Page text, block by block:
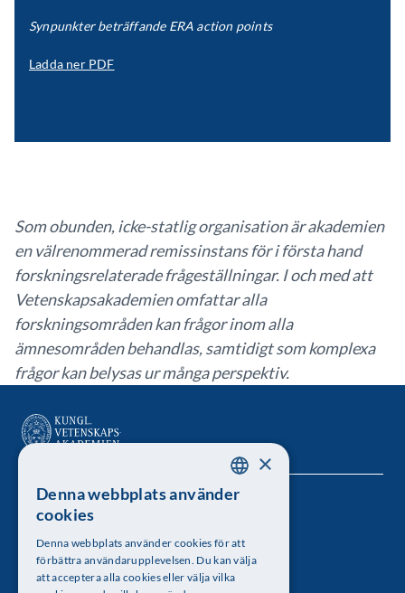
Synpunkter beträffande ERA action points
Ladda ner PDF
Som obunden, icke-statlig organisation är akademien
en välrenommerad remissinstans för i första hand
forskningsrelaterade frågeställningar. I och med att
Vetenskapsakademien omfattar alla
forskningsområden kan frågor inom alla
ämnesområden behandlas, samtidigt som komplexa
frågor kan belysas ur många perspektiv.
Kungl. Vetenskapsakademien
Besöksadress: Lilla Frescativägen 4A
Telefon: 08-673 95 00
SWEDISH
×
Denna webbplats använder
cookies
Denna webbplats använder cookies för att
förbättra användarupplevelsen. Du kan välja
att acceptera alla cookies eller välja vilka